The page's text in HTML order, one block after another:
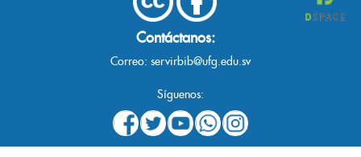
Contáctanos:
Correo: servirbib@ufg.edu.sv
Síguenos: